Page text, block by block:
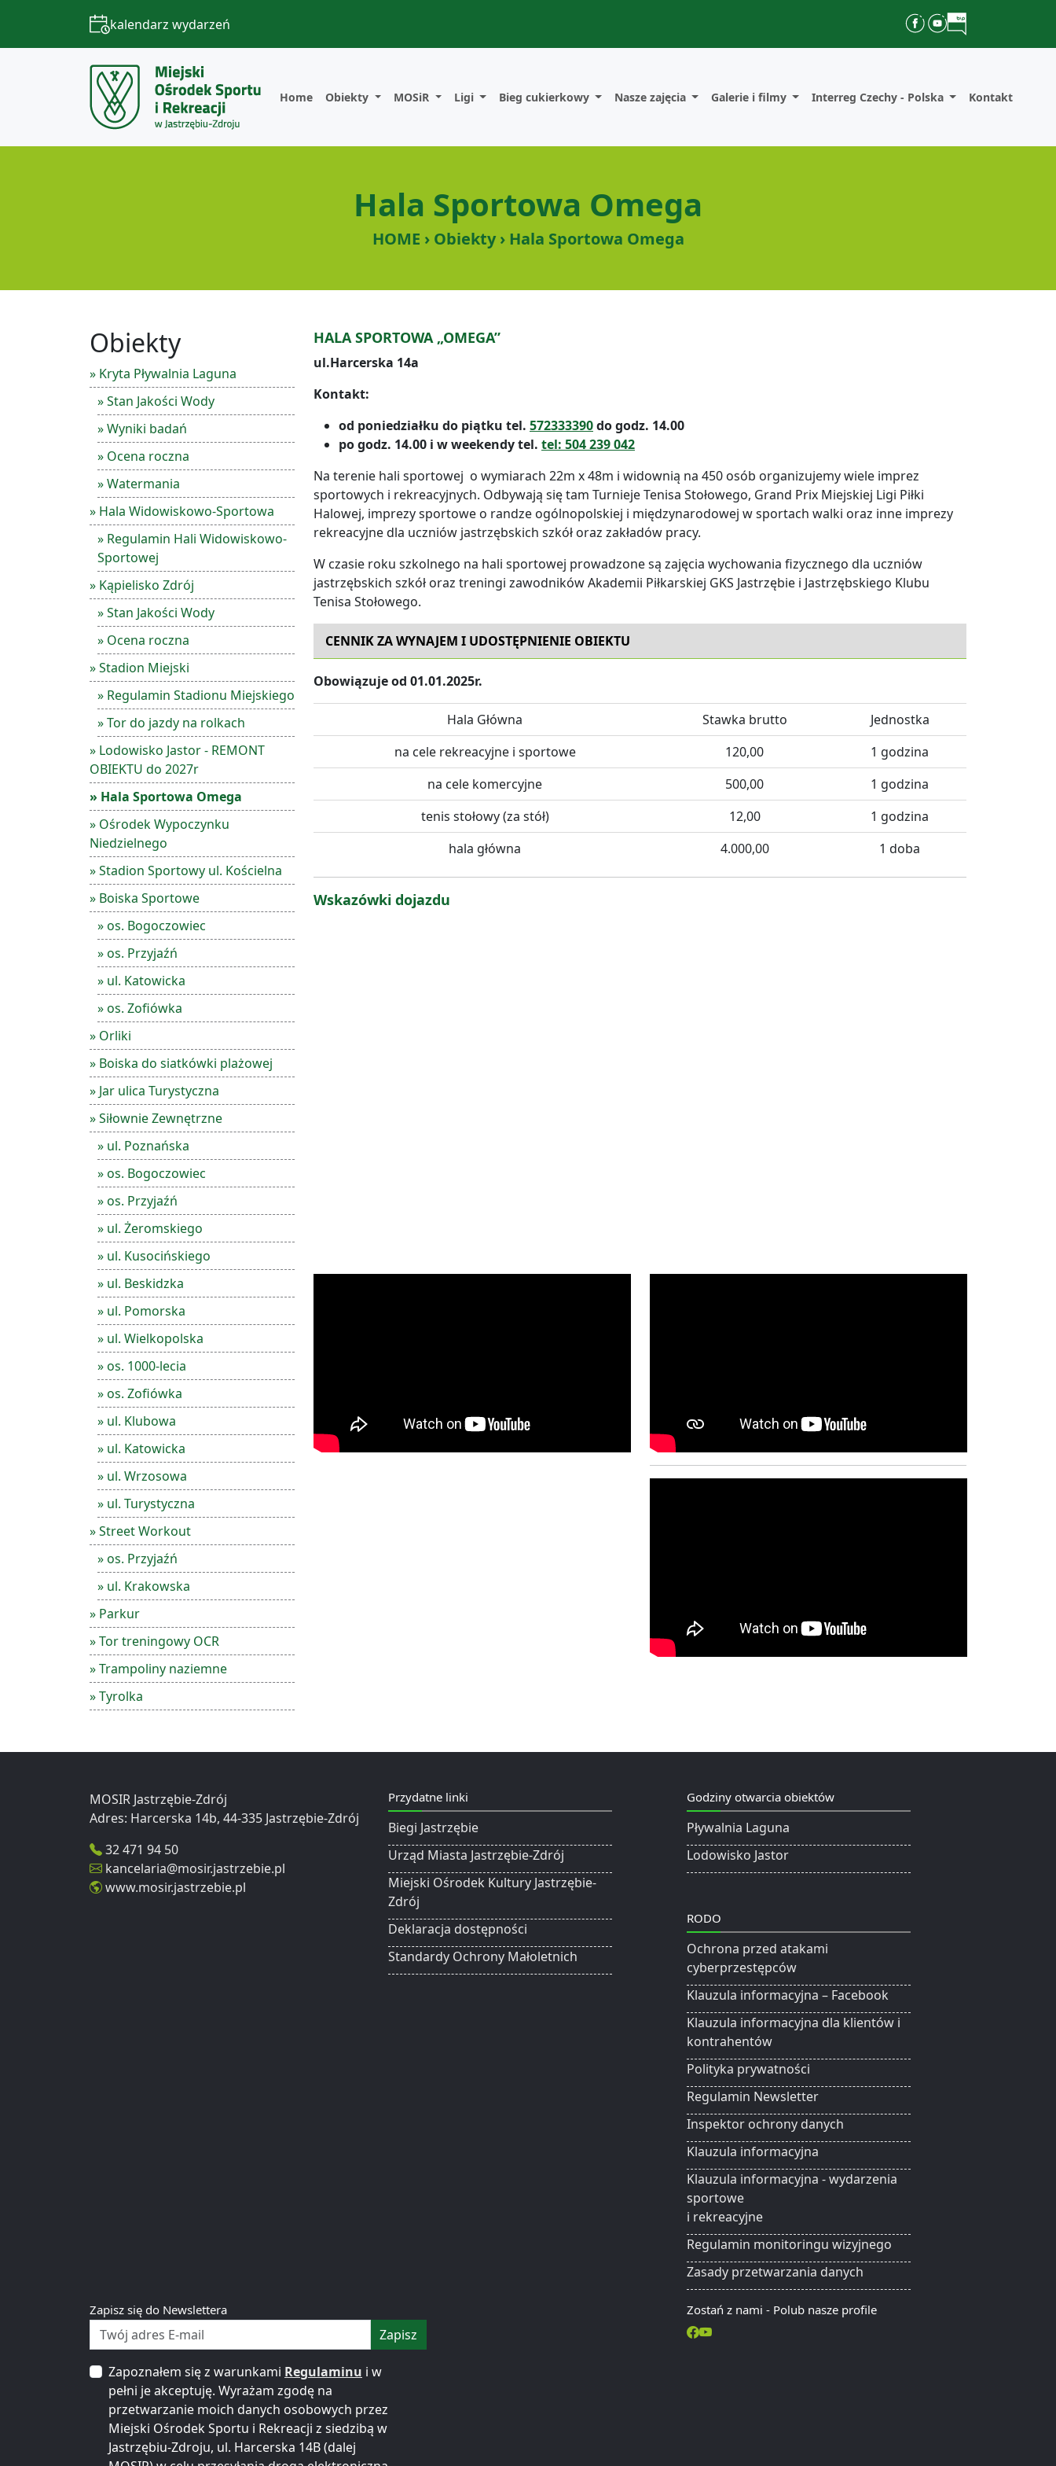
kalendarz wydarzeń
Home Obiekty MOSiR Ligi Bieg cukierkowy Nasze zajęcia Galerie i filmy Interreg Czechy - Polska Kontakt
Hala Sportowa Omega
HOME › Obiekty › Hala Sportowa Omega
Obiekty
» Kryta Pływalnia Laguna
» Stan Jakości Wody
» Wyniki badań
» Ocena roczna
» Watermania
» Hala Widowiskowo-Sportowa
» Regulamin Hali Widowiskowo-
Sportowej
» Kąpielisko Zdrój
» Stan Jakości Wody
» Ocena roczna
» Stadion Miejski
» Regulamin Stadionu Miejskiego
» Tor do jazdy na rolkach
» Lodowisko Jastor - REMONT
OBIEKTU do 2027r
» Hala Sportowa Omega
» Ośrodek Wypoczynku
Niedzielnego
» Stadion Sportowy ul. Kościelna
» Boiska Sportowe
» os. Bogoczowiec
» os. Przyjaźń
» ul. Katowicka
» os. Zofiówka
» Orliki
» Boiska do siatkówki plażowej
» Jar ulica Turystyczna
» Siłownie Zewnętrzne
» ul. Poznańska
» os. Bogoczowiec
» os. Przyjaźń
» ul. Żeromskiego
» ul. Kusocińskiego
» ul. Beskidzka
» ul. Pomorska
» ul. Wielkopolska
» os. 1000-lecia
» os. Zofiówka
» ul. Klubowa
» ul. Katowicka
» ul. Wrzosowa
» ul. Turystyczna
» Street Workout
» os. Przyjaźń
» ul. Krakowska
» Parkur
» Tor treningowy OCR
» Trampoliny naziemne
» Tyrolka
HALA SPORTOWA „OMEGA”
ul.Harcerska 14a
Kontakt:
od poniedziałku do piątku tel. 572333390do godz. 14.00
po godz. 14.00 i w weekendy tel. tel: 504 239 042
Na terenie hali sportowej o wymiarach 22m x 48m i widownią na 450 osób organizujemy wiele imprez
sportowych i rekreacyjnych. Odbywają się tam Turnieje Tenisa Stołowego, Grand Prix Miejskiej Ligi Piłki
Halowej, imprezy sportowe o randze ogólnopolskiej i międzynarodowej w sportach walki oraz inne imprezy
rekreacyjne dla uczniów jastrzębskich szkół oraz zakładów pracy.
W czasie roku szkolnego na hali sportowej prowadzone są zajęcia wychowania fizycznego dla uczniów
jastrzębskich szkół oraz treningi zawodników Akademii Piłkarskiej GKS Jastrzębie i Jastrzębskiego Klubu
Tenisa Stołowego.
CENNIK ZA WYNAJEM I UDOSTĘPNIENIE OBIEKTU
Obowiązuje od 01.01.2025r.
Hala Główna Stawka brutto
Jednostka
na cele rekreacyjne i sportowe
120,00
1 godzina
na cele komercyjne
500,00
1 godzina
tenis stołowy (za stół)
12,00
1 godzina
hala główna
4.000,00 1 doba
Wskazówki dojazdu
MOSIR Jastrzębie-Zdrój
32 471 94 50
kancelaria@mosir.jastrzebie.pl
www.mosir.jastrzebie.pl
Przydatne linki
Biegi Jastrzębie
Urząd Miasta Jastrzębie-Zdrój
Miejski Ośrodek Kultury Jastrzębie-
Zdrój
Deklaracja dostępności
Standardy Ochrony Małoletnich
Godziny otwarcia obiektów
Pływalnia Laguna
Lodowisko Jastor
RODO
Ochrona przed atakami
cyberprzestępców
Klauzula informacyjna – Facebook
Klauzula informacyjna dla klientów i
kontrahentów
Polityka prywatności
Regulamin Newsletter
Inspektor ochrony danych
Klauzula informacyjna
Klauzula informacyjna - wydarzenia
sportowe
i rekreacyjne
Regulamin monitoringu wizyjnego
Zasady przetwarzania danych
Zapisz się do Newslettera
Zapisz
Zapoznałem się z warunkami Regulaminu i w
pełni je akceptuję. Wyrażam zgodę na
przetwarzanie moich danych osobowych przez
Miejski Ośrodek Sportu i Rekreacji z siedzibą w
Jastrzębiu-Zdroju, ul. Harcerska 14B (dalej
Zostań z nami - Polub nasze profile